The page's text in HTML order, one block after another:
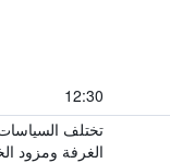
12:30
تختلف
الغرفة ومزود